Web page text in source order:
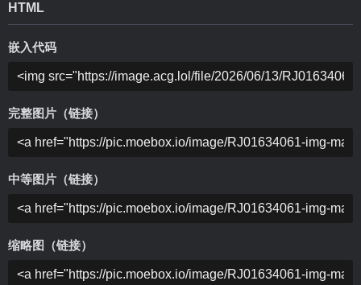
HTML
嵌入代码
完整图片（链接）
中等图片（链接）
缩略图（链接）